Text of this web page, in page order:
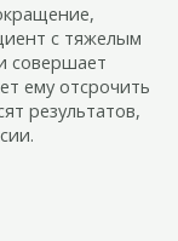
с тяжелым
совершает
ему отсрочить
результатов,